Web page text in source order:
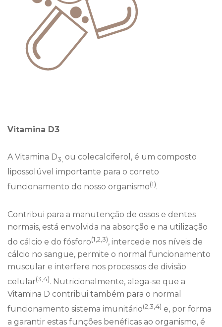
Vitamina D3
A Vitamina D3, ou colecalciferol, é um composto
lipossolúvel importante para o correto
funcionamento do nosso organismo(1).
Contribui para a manutenção de ossos e dentes
normais, está envolvida na absorção e na utilização
do cálcio e do fósforo(1,2,3), intercede nos níveis de
cálcio no sangue, permite o normal funcionamento
muscular e interfere nos processos de divisão
celular(3,4). Nutricionalmente, alega-se que a
Vitamina D contribui também para o normal
funcionamento sistema imunitário(2,3,4) e, por forma
a garantir estas funções benéficas ao organismo, é